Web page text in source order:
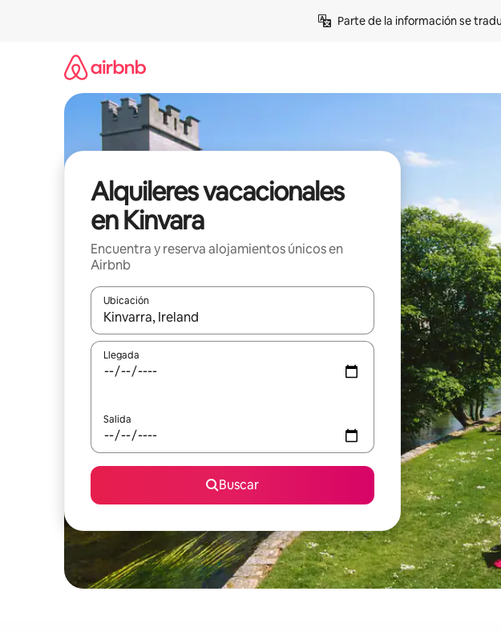
Parte de la información se
Alquileres vacacionales
en Kinvara
Encuentra y reserva alojamientos únicos en
Airbnb
Ubicación
Cuando los resultados estén disponibles, navega con las teclas de flecha
Llegada
Salida
Buscar